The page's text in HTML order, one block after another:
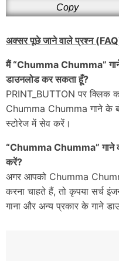
Copy
अक्सर पूछे जाने वाले प्रश्न
मैं “Chumma Chumma”
डाउनलोड कर सकता हूँ?
PRINT_BUTTON पर क्लिक
Chumma Chumma गाने के
स्टोरेज में सेव करें।
“Chumma Chumma” गाने
करें?
अगर आपको Chumma
करना चाहते हैं, तो कृपया सर्च
गाना और अन्य प्रकार के गाने